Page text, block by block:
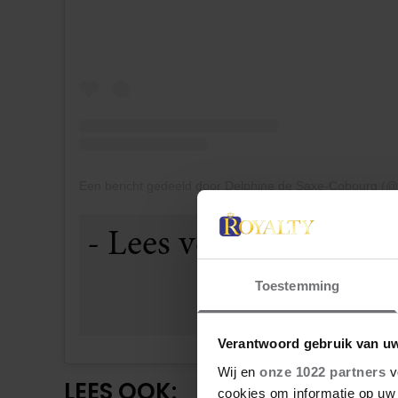
Toestemming
Verantwoord gebruik van
Wij en onze 1022 partners
cookies om informatie op